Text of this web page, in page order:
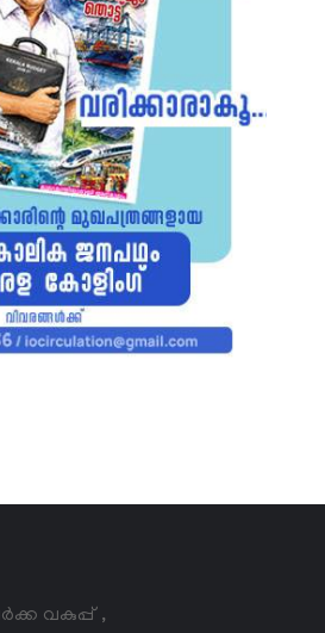
വകുപ്പ് ,